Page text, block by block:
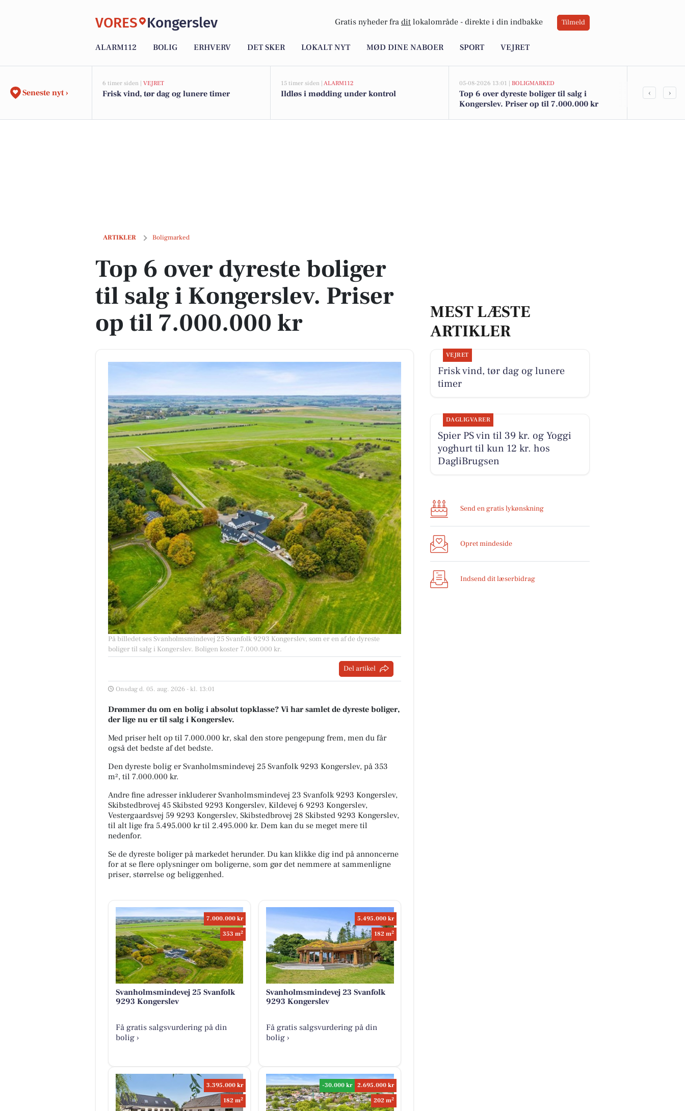
VORES Kongerslev Gratis nyheder fra dit lokalområde - direkte i din indbakke Tilmeld
ALARM112 BOLIG ERHVERV DET SKER LOKALT NYT MØD DINE NABOER SPORT VEJRET
Seneste nyt ›
6 timer siden | VEJRET
Frisk vind, tør dag og lunere timer
15 timer siden | ALARM112
Ildløs i mødding under kontrol
05-08-2026 13:01 | BOLIGMARKED
Top 6 over dyreste boliger til salg i
Kongerslev. Priser op til 7.000.000 kr
Spier PS
‹ ›
ARTIKLER Boligmarked
Top 6 over dyreste boliger til salg i Kongerslev. Priser op til 7.000.000 kr
Top 6 over dyreste boliger
til salg i Kongerslev. Priser
op til 7.000.000 kr
På billedet ses Svanholmsmindevej 25 Svanfolk 9293 Kongerslev, som er en af de dyreste
boliger til salg i Kongerslev. Boligen koster 7.000.000 kr.
Del artikel
Onsdag d. 05. aug. 2026 - kl. 13:01
Drømmer du om en bolig i absolut topklasse? Vi har samlet de dyreste boliger,
der lige nu er til salg i Kongerslev.
Med priser helt op til 7.000.000 kr, skal den store pengepung frem, men du får
også det bedste af det bedste.
Den dyreste bolig er Svanholmsmindevej 25 Svanfolk 9293 Kongerslev, på 353
m², til 7.000.000 kr.
Andre fine adresser inkluderer Svanholmsmindevej 23 Svanfolk 9293 Kongerslev,
Skibstedbrovej 45 Skibsted 9293 Kongerslev, Kildevej 6 9293 Kongerslev,
Vestergaardsvej 59 9293 Kongerslev, Skibstedbrovej 28 Skibsted 9293 Kongerslev,
til alt lige fra 5.495.000 kr til 2.495.000 kr. Dem kan du se meget mere til
nedenfor.
Se de dyreste boliger på markedet herunder. Du kan klikke dig ind på annoncerne
for at se flere oplysninger om boligerne, som gør det nemmere at sammenligne
priser, størrelse og beliggenhed.
7.000.000 kr
353 m2
Svanholmsmindevej 25 Svanfolk
9293 Kongerslev
Få gratis salgsvurdering på din
bolig ›
5.495.000 kr
182 m2
Svanholmsmindevej 23 Svanfolk
9293 Kongerslev
Få gratis salgsvurdering på din
bolig ›
3.395.000 kr
182 m2
-30.000 kr
2.695.000 kr
202 m2
MEST LÆSTE
ARTIKLER
VEJRET
Frisk vind, tør dag og lunere
timer
DAGLIGVARER
Spier PS vin til 39 kr. og Yoggi
yoghurt til kun 12 kr. hos
DagliBrugsen
Send en gratis lykønskning
Opret mindeside
Indsend dit læserbidrag